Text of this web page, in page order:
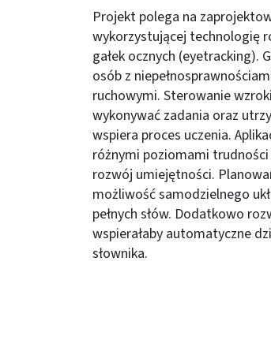
Projekt polega na
wykorzystującej technologię
gałek ocznych (eyetracking).
osób z
ruchowymi. Sterowanie
wykonywać zadania oraz
wspiera proces uczenia.
różnymi poziomami
rozwój umiejętności.
możliwość samodzielnego
pełnych słów. Dodatkowo
wspierałaby automatyczne
słownika.